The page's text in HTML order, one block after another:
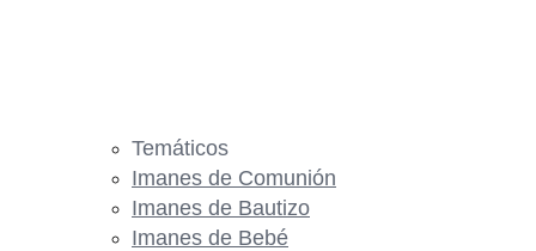
Temáticos
Imanes de Comunión
Imanes de Bautizo
Imanes de Bebé